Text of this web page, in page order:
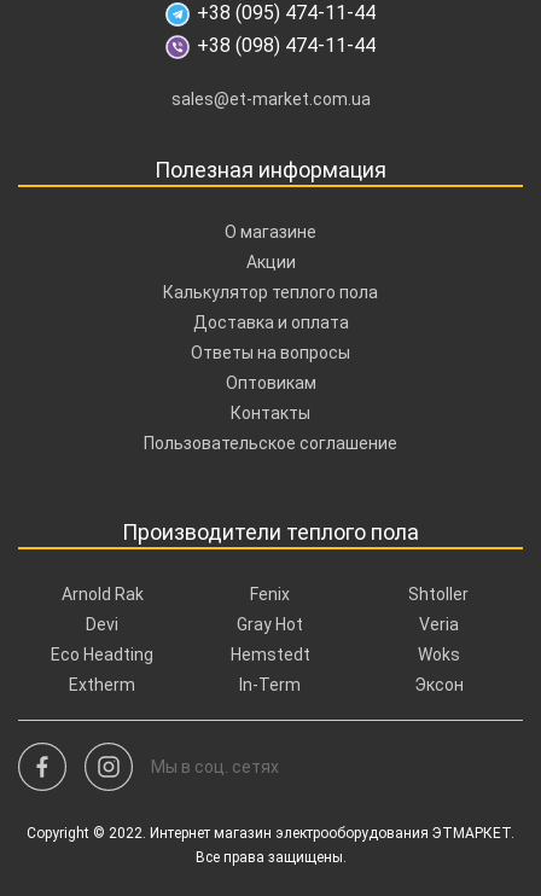
+38 (095) 474-11-44
+38 (098) 474-11-44
sales@et-market.com.ua
Полезная информация
О магазине
Акции
Калькулятор теплого пола
Доставка и оплата
Ответы на вопросы
Оптовикам
Контакты
Пользовательское соглашение
Производители теплого пола
Arnold Rak
Devi
Eco Headting
Extherm
Fenix
Gray Hot
Hemstedt
In-Term
Shtoller
Veria
Woks
Эксон
Мы в соц. сетях
Copyright © 2022. Интернет магазин электрооборудования ЭТМАРКЕТ.
Все права защищены.